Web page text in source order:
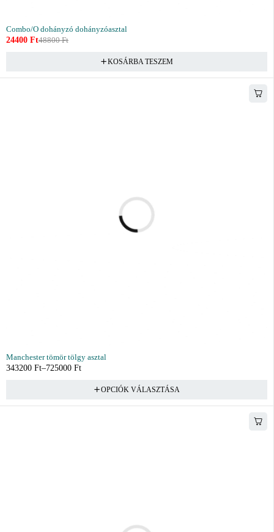
Combo/O dohányzó dohányzóasztal
48800Ft
24400 Ft
KOSÁRBA TESZEM
Manchester tömör tölgy asztal
343200 Ft–725000 Ft
OPCIÓK VÁLASZTÁSA